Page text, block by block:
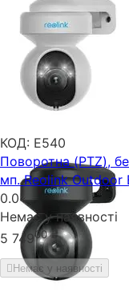
КОД: E540
Поворотна (PTZ),
мп. Reolink Outdoor
0.0
Немає у наявності
5 74900 ₴
Немає у наявності